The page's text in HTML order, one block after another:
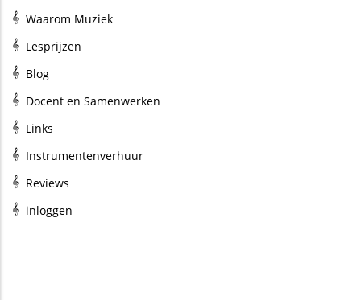
Waarom Muziek
Lesprijzen
Blog
Docent en Samenwerken
Links
Instrumentenverhuur
Reviews
inloggen